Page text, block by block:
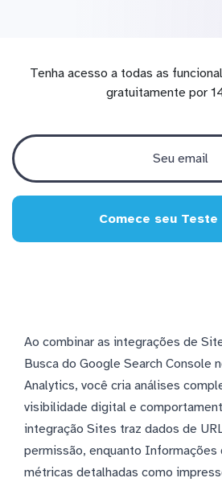
Tenha acesso a todas as
gratuitamente por
Comece seu
Ao combinar as integrações de
Busca do Google Search Console
Analytics, você cria análises
visibilidade digital e
integração Sites traz dados de
permissão, enquanto Informações
métricas detalhadas como